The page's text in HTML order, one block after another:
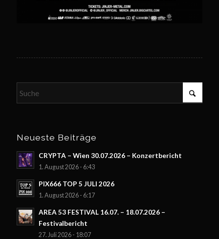
Neueste Beiträge
CRYPTA – Wien 30.07.2026 – Konzertbericht
1. August 2026 - 6:43
PIX666 TOP 5 JULI 2026
1. August 2026 - 6:17
AREA 53 FESTIVAL 16.07. – 18.07.2026 –
Festivalbericht
27. Juli 2026 - 18:07